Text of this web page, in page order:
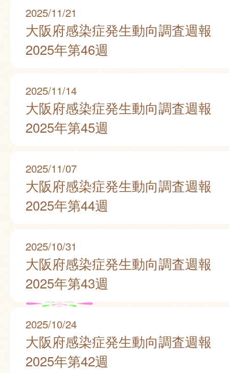
2025/11/21
大阪府感染症発生動向調査週報
2025年第46週
2025/11/14
大阪府感染症発生動向調査週報
2025年第45週
2025/11/07
大阪府感染症発生動向調査週報
2025年第44週
2025/10/31
大阪府感染症発生動向調査週報
2025年第43週
2025/10/24
大阪府感染症発生動向調査週報
2025年第42週